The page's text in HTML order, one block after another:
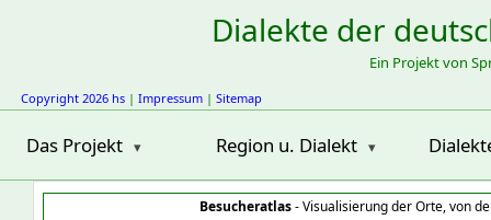
Dialekte der
Ein Projekt von
Copyright 2026 hs | Impressum | Sitemap
Das Projekt Region u. Dialekt
Besucheratlas- Visualisierung der Orte, von